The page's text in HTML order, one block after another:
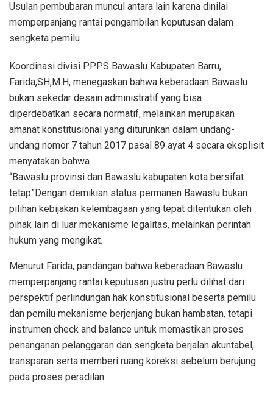
Usulan pembubaran muncul antara lain karena dinilai
memperpanjang rantai pengambilan keputusan dalam
sengketa pemilu
Koordinasi divisi PPPS Bawaslu Kabupaten Barru,
Farida,SH,M.H, menegaskan bahwa keberadaan Bawaslu
bukan sekedar desain administratif yang bisa
diperdebatkan secara normatif, melainkan merupakan
amanat konstitusional yang diturunkan dalam undang-
undang nomor 7 tahun 2017 pasal 89 ayat 4 secara eksplisit
menyatakan bahwa
“Bawaslu provinsi dan Bawaslu kabupaten kota bersifat
tetap”Dengan demikian status permanen Bawaslu bukan
pilihan kebijakan kelembagaan yang tepat ditentukan oleh
pihak lain di luar mekanisme legalitas, melainkan perintah
hukum yang mengikat.
Menurut Farida, pandangan bahwa keberadaan Bawaslu
memperpanjang rantai keputusan justru perlu dilihat dari
perspektif perlindungan hak konstitusional beserta pemilu
dan pemilu mekanisme berjenjang bukan hambatan, tetapi
instrumen check and balance untuk memastikan proses
penanganan pelanggaran dan sengketa berjalan akuntabel,
transparan serta memberi ruang koreksi sebelum berujung
pada proses peradilan.